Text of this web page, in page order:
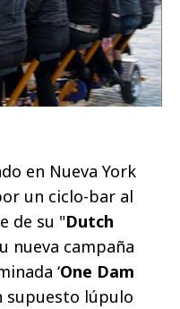
en Nueva York
un ciclo-bar al
de su "Dutch
nueva campaña
‘One Dam
supuesto lúpulo